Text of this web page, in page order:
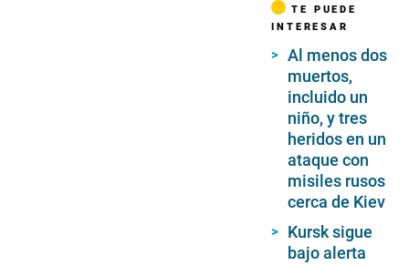
TE PUEDE
INTERESAR
Al menos dos
muertos,
incluido un
niño, y tres
heridos en un
ataque con
misiles rusos
cerca de Kiev
Kursk sigue
bajo alerta